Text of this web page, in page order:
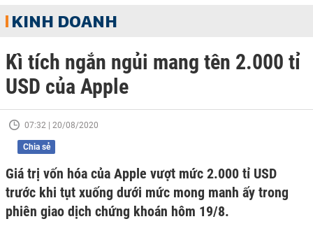
KINH DOANH
Kì tích ngắn ngủi mang tên 2.000 tỉ
USD của Apple
07:32 | 20/08/2020
Chia sẻ
Giá trị vốn hóa của Apple vượt mức 2.000 tỉ USD
trước khi tụt xuống dưới mức mong manh ấy trong
phiên giao dịch chứng khoán hôm 19/8.